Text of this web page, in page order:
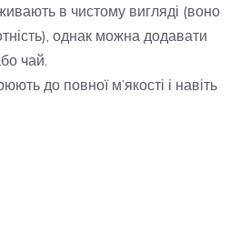
в чистому вигляді (воно
однак можна додавати
чай.
до повної м’якості і навіть